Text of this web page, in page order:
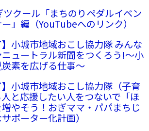
クール「まちのりペダルイベン
」編（YouTubeへのリンク）
】小城市地域おこし協力隊 みんな
ュートラル新聞をつくろう!〜小
素を広げる仕事〜
】小城市地域おこし協力隊（子育
と応援したい人をつないで「ほ
やそう！おぎママ・パパまちじ
ポーター化計画）